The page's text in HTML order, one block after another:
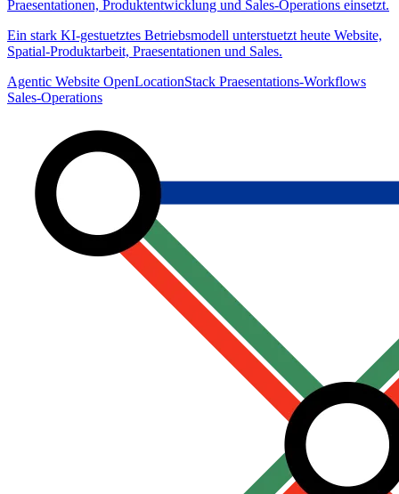
Praesentationen, Produktentwicklung und Sales-Operations einsetzt.
Ein stark KI-gestuetztes Betriebsmodell unterstuetzt heute Website,
Spatial-Produktarbeit, Praesentationen und Sales.
Agentic Website OpenLocationStack Praesentations-Workflows
Sales-Operations